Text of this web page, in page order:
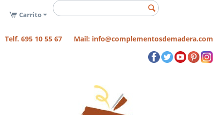
Carrito
Telf. 695 10 55 67 Mail: info@complementosdemadera.com